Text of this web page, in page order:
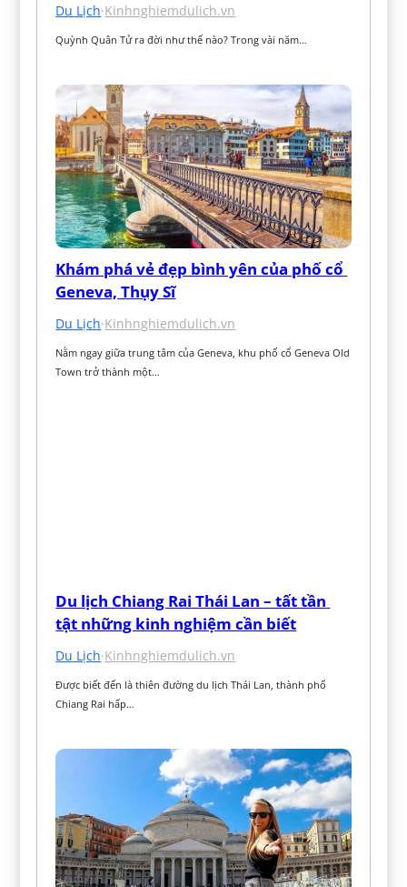
Du Lịch·Kinhnghiemdulich.vn
Quỳnh Quân Tử ra đời như thế nào? Trong vài năm…
Khám phá vẻ đẹp bình yên của phố cổ
Geneva, Thụy Sĩ
Du Lịch·Kinhnghiemdulich.vn
Nằm ngay giữa trung tâm của Geneva, khu phố cổ Geneva Old
Town trở thành một…
Du lịch Chiang Rai Thái Lan – tất tần
tật những kinh nghiệm cần biết
Du Lịch·Kinhnghiemdulich.vn
Được biết đến là thiên đường du lịch Thái Lan, thành phố
Chiang Rai hấp…